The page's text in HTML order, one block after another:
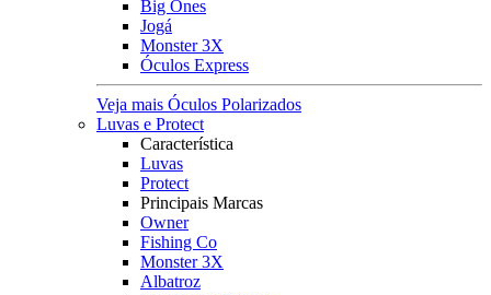
Big Ones
Jogá
Monster 3X
Óculos Express
Veja mais Óculos Polarizados
Luvas e Protect
Característica
Luvas
Protect
Principais Marcas
Owner
Fishing Co
Monster 3X
Albatroz